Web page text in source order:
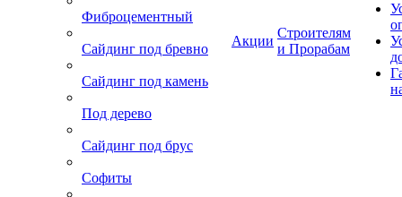
Фиброцементный
Сайдинг под бревно
Сайдинг под камень
Под дерево
Сайдинг под брус
Софиты
Акции
Строителям
и Прорабам